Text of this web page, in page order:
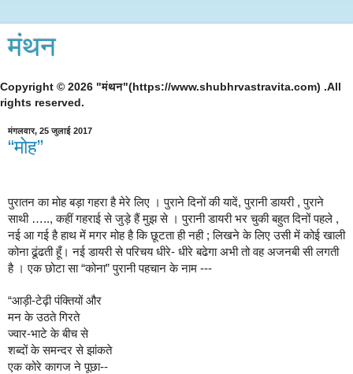
मंथन
Copyright © 2026 "मंथन"(https://www.shubhrvastravita.com) .All
rights reserved.
मंगलवार, 25 जुलाई 2017
“मोह”
पुरातन का मोह बड़ा गहरा है मेरे लिए । पुराने‎ दिनों की यादें, पुरानी‎ डायरी , पुराने
साथी ….., कहीं गहराई‎ से जुड़े हैं मुझ से । पुरानी डायरी भर चुकी बहुत दिनों पहले ,
नई आ गई‎ है हाथ में मगर मोह है कि छूटता ही नही ; लिखने के लिए उसी में कोई खाली
कोना ढूंढती हूँ। नई डायरी से परिचय धीरे- धीरे बढेगा अभी तो वह अजनबी सी लगती
है । एक छोटा सा “कोना” पुरानी‎ पहचान के नाम ---
“आड़ी-टेढ़ी पंक्तियों और
मन के उठते गिरते
ज्वार-भाटे के बीच से
शब्दों के समन्दर से झांकते
एक कोरे कागज ने पूछा--